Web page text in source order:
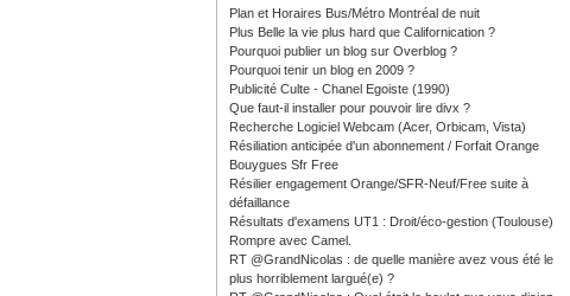
Plan et Horaires Bus/Métro Montréal de nuit
Plus Belle la vie plus hard que Californication ?
Pourquoi publier un blog sur Overblog ?
Pourquoi tenir un blog en 2009 ?
Publicité Culte - Chanel Egoiste (1990)
Que faut-il installer pour pouvoir lire divx ?
Recherche Logiciel Webcam (Acer, Orbicam, Vista)
Résiliation anticipée d'un abonnement / Forfait Orange
Bouygues Sfr Free
Résilier engagement Orange/SFR-Neuf/Free suite à
défaillance
Résultats d'examens UT1 : Droit/éco-gestion (Toulouse)
Rompre avec Camel.
RT @GrandNicolas : de quelle manière avez vous été le
plus horriblement largué(e) ?